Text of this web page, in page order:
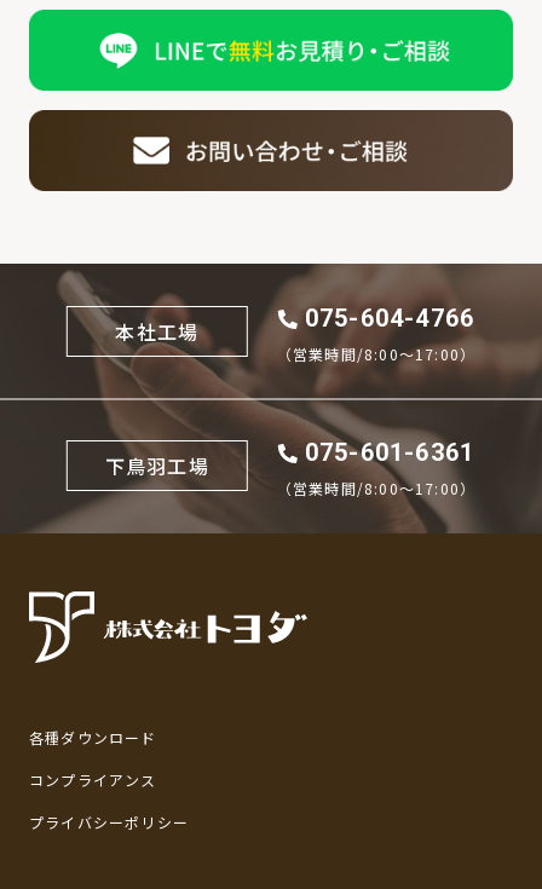
本社工場 075-604-4766
（営業時間/8:00〜17:00）
下鳥羽工場 075-601-6361
（営業時間/8:00〜17:00）
各種ダウンロード
コンプライアンス
プライバシーポリシー